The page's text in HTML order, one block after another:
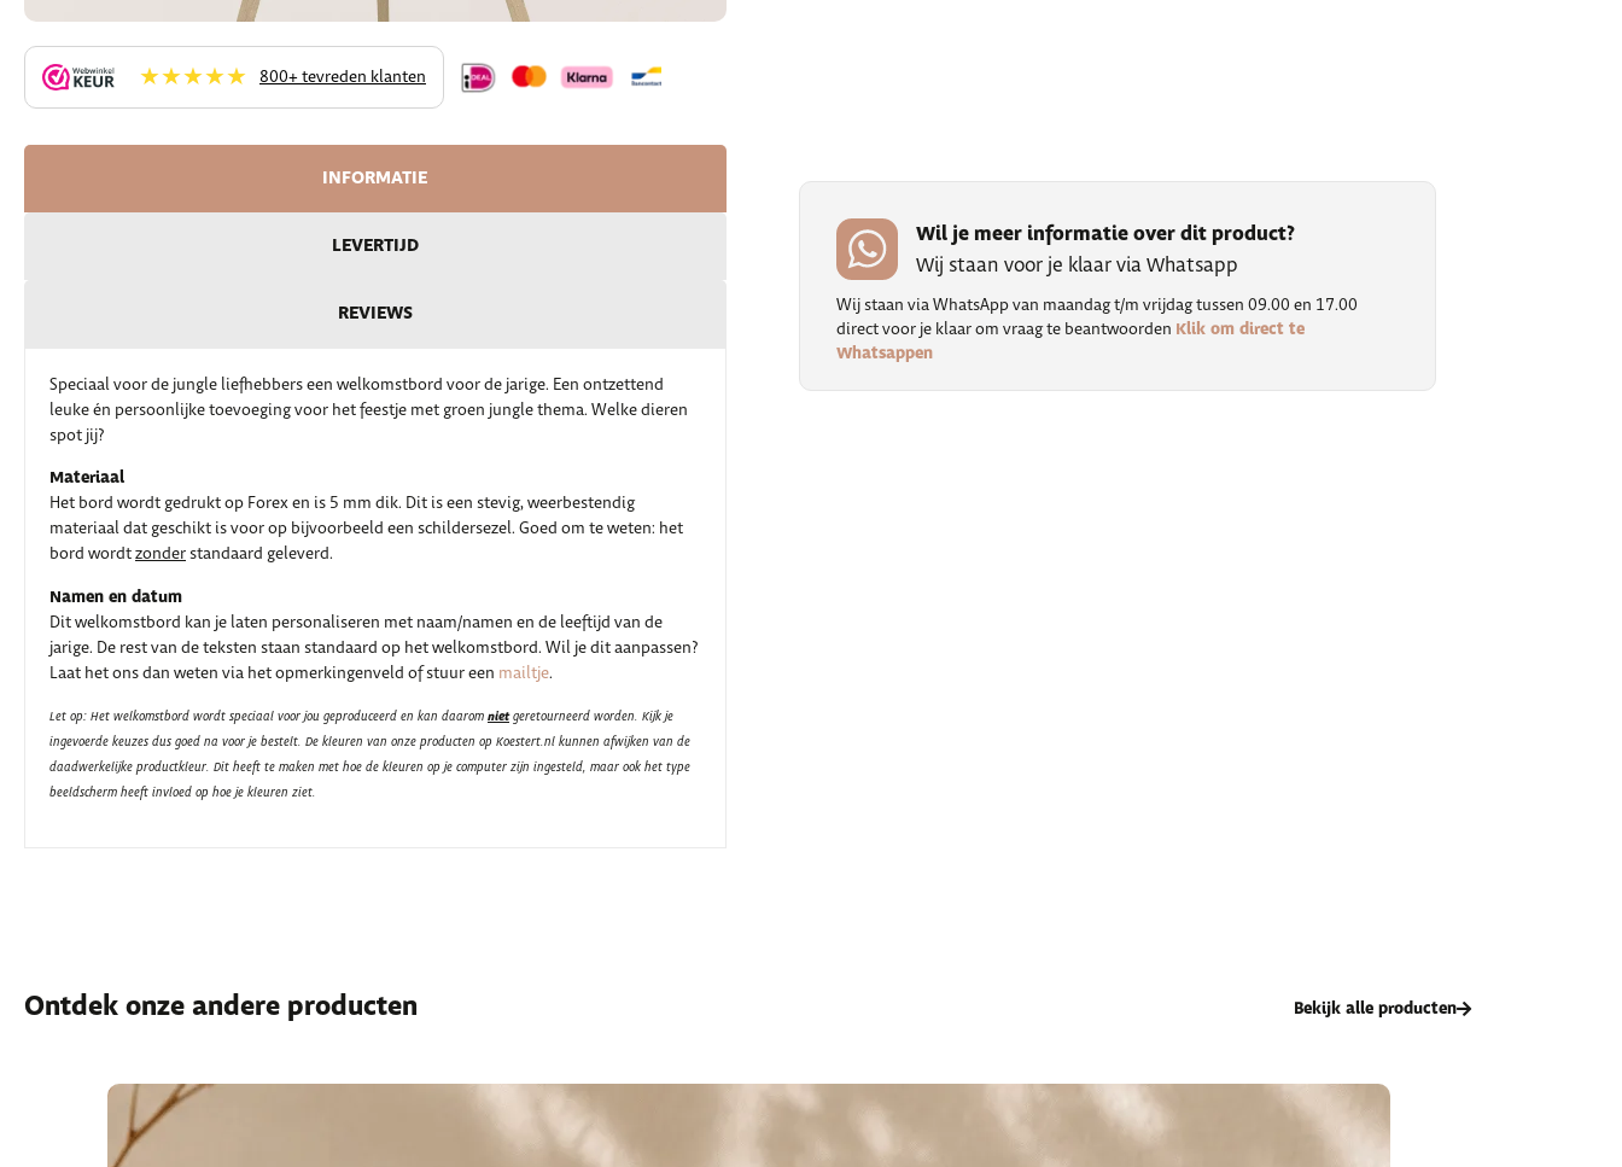
★★★★★ 800+ tevreden klanten
INFORMATIE
LEVERTIJD
REVIEWS
Speciaal voor de jungle liefhebbers een welkomstbord voor de jarige. Een ontzettend
leuke én persoonlijke toevoeging voor het feestje met groen jungle thema. Welke dieren
spot jij?
Materiaal
Het bord wordt gedrukt op Forex en is 5 mm dik. Dit is een stevig, weerbestendig
materiaal dat geschikt is voor op bijvoorbeeld een schildersezel. Goed om te weten: het
bord wordtzonderstandaard geleverd.
Namen en datum
Dit welkomstbord kan je laten personaliseren met naam/namen en de leeftijd van de
jarige. De rest van de teksten staan standaard op het welkomstbord. Wil je dit aanpassen?
Laat het ons dan weten via het opmerkingenveld of stuur een mailtje.
Let op: Het welkomstbord wordt speciaal voor jou geproduceerd en kan daarom nietgeretourneerd worden. Kijk je
ingevoerde keuzes dus goed na voor je bestelt. De kleuren van onze producten op Koestert.nl kunnen afwijken van de
daadwerkelijke productkleur. Dit heeft te maken met hoe de kleuren op je computer zijn ingesteld, maar ook het type
beeldscherm heeft invloed op hoe je kleuren ziet.
Wil je meer informatie over dit product?
Wij staan voor je klaar via Whatsapp
Wij staan via WhatsApp van maandag t/m vrijdag tussen 09.00 en 17.00
direct voor je klaar om vraag te beantwoorden Klik om direct te
Whatsappen
Ontdek onze andere producten Bekijk alle producten